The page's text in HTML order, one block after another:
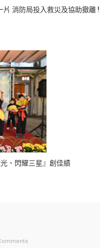
消防局投入救災及協助撤離 !
、閃耀三星』創佳績